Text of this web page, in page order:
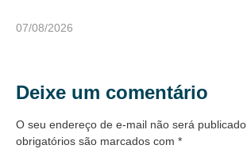
07/08/2026
Deixe um comentário
O seu endereço de e-mail não será publicado.
obrigatórios são marcados com *